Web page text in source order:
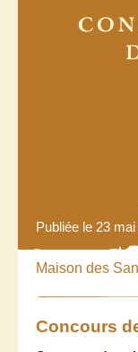
Publiée le 23
Maison des
Concours